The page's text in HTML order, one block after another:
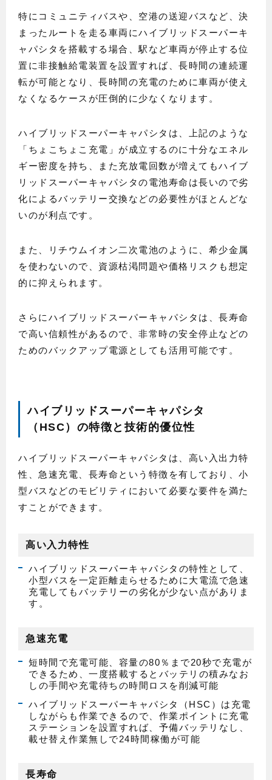
特にコミュニティバスや、空港の送迎バスなど、決
まったルートを走る車両にハイブリッドスーパーキ
ャパシタを搭載する場合、駅など車両が停止する位
置に非接触給電装置を設置すれば、長時間の連続運
転が可能となり、長時間の充電のために車両が使え
なくなるケースが圧倒的に少なくなります。
ハイブリッドスーパーキャパシタは、上記のような
「ちょこちょこ充電」が成立するのに十分なエネル
ギー密度を持ち、また充放電回数が増えてもハイブ
リッドスーパーキャパシタの電池寿命は長いので劣
化によるバッテリー交換などの必要性がほとんどな
いのが利点です。
また、リチウムイオン二次電池のように、希少金属
を使わないので、資源枯渇問題や価格リスクも想定
的に抑えられます。
さらにハイブリッドスーパーキャパシタは、長寿命
で高い信頼性があるので、非常時の安全停止などの
ためのバックアップ電源としても活用可能です。
ハイブリッドスーパーキャパシタ
（HSC）の特徴と技術的優位性
ハイブリッドスーパーキャパシタは、高い入出力特
性、急速充電、長寿命という特徴を有しており、小
型バスなどのモビリティにおいて必要な要件を満た
すことができます。
高い入力特性
ハイブリッドスーパーキャパシタの特性として、
小型バスを一定距離走らせるために大電流で急速
充電してもバッテリーの劣化が少ない点がありま
す。
急速充電
短時間で充電可能、容量の80％まで20秒で充電が
できるため、一度搭載するとバッテリの積みなお
しの手間や充電待ちの時間ロスを削減可能
ハイブリッドスーパーキャパシタ（HSC）は充電
しながらも作業できるので、作業ポイントに充電
ステーションを設置すれば、予備バッテリなし、
載せ替え作業無しで24時間稼働が可能
長寿命